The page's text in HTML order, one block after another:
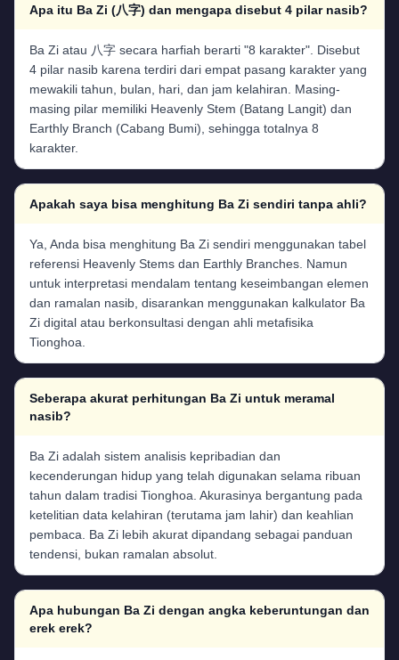
Apa itu Ba Zi (八字) dan mengapa disebut 4 pilar nasib?
Ba Zi atau 八字 secara harfiah berarti "8 karakter". Disebut
4 pilar nasib karena terdiri dari empat pasang karakter yang
mewakili tahun, bulan, hari, dan jam kelahiran. Masing-
masing pilar memiliki Heavenly Stem (Batang Langit) dan
Earthly Branch (Cabang Bumi), sehingga totalnya 8
karakter.
Apakah saya bisa menghitung Ba Zi sendiri tanpa ahli?
Ya, Anda bisa menghitung Ba Zi sendiri menggunakan tabel
referensi Heavenly Stems dan Earthly Branches. Namun
untuk interpretasi mendalam tentang keseimbangan elemen
dan ramalan nasib, disarankan menggunakan kalkulator Ba
Zi digital atau berkonsultasi dengan ahli metafisika
Tionghoa.
Seberapa akurat perhitungan Ba Zi untuk meramal
nasib?
Ba Zi adalah sistem analisis kepribadian dan
kecenderungan hidup yang telah digunakan selama ribuan
tahun dalam tradisi Tionghoa. Akurasinya bergantung pada
ketelitian data kelahiran (terutama jam lahir) dan keahlian
pembaca. Ba Zi lebih akurat dipandang sebagai panduan
tendensi, bukan ramalan absolut.
Apa hubungan Ba Zi dengan angka keberuntungan dan
erek erek?